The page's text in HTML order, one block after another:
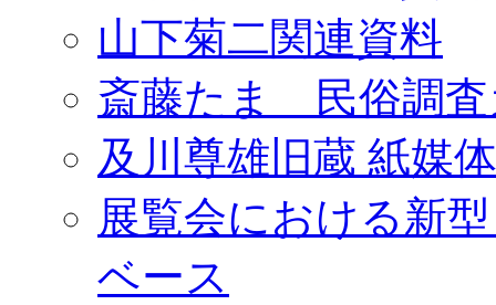
山下菊二関連資料
斎藤たま 民俗調査
及川尊雄旧蔵 紙媒
展覧会における新
ベース